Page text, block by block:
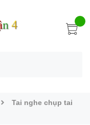
Tai nghe chụp tai